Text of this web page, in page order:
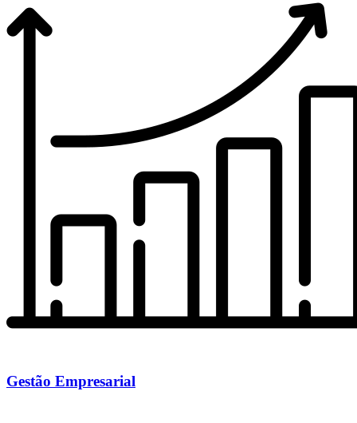
Gestão Empresarial